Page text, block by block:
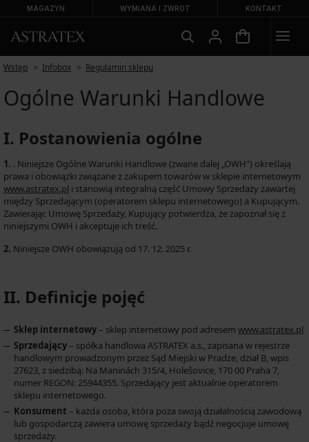
MAGAZYN WYMIANA I ZWROT KONTAKT
Wstęp Infobox Regulamin sklepu
Ogólne Warunki Handlowe
I. Postanowienia ogólne
1. . Niniejsze Ogólne Warunki Handlowe (zwane dalej „OWH”) określają
prawa i obowiązki związane z zakupem towarów w sklepie internetowym
www.astratex.pl i stanowią integralną część Umowy Sprzedaży zawartej
między Sprzedającym (operatorem sklepu internetowego) a Kupującym.
Zawierając Umowę Sprzedaży, Kupujący potwierdza, że zapoznał się z
niniejszymi OWH i akceptuje ich treść.
2. Niniejsze OWH obowiązują od 17. 12. 2025 r.
II. Definicje pojęć
Sklep internetowy– sklep internetowy pod adresem www.astratex.pl
Sprzedający– spółka handlowa ASTRATEX a.s., zapisana w rejestrze
handlowym prowadzonym przez Sąd Miejski w Pradze, dział B, wpis
27623, z siedzibą: Na Maninách 315/4, Holešovice, 170 00 Praha 7,
numer REGON: 25944355. Sprzedający jest aktualnie operatorem
sklepu internetowego.
Konsument – każda osoba, która poza swoją działalnością zawodową
lub gospodarczą zawiera umowę sprzedaży bądź negocjuje umowę
sprzedaży.